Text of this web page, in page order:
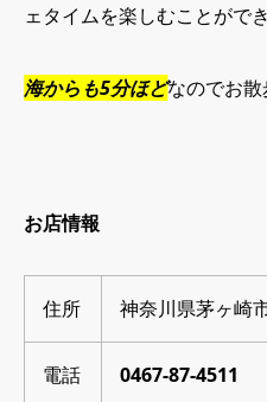
ェタイムを楽しむことができ
海からも5分ほどなのでお散
お店情報
住所 神奈川県茅ヶ崎
電話
0467-87-4511